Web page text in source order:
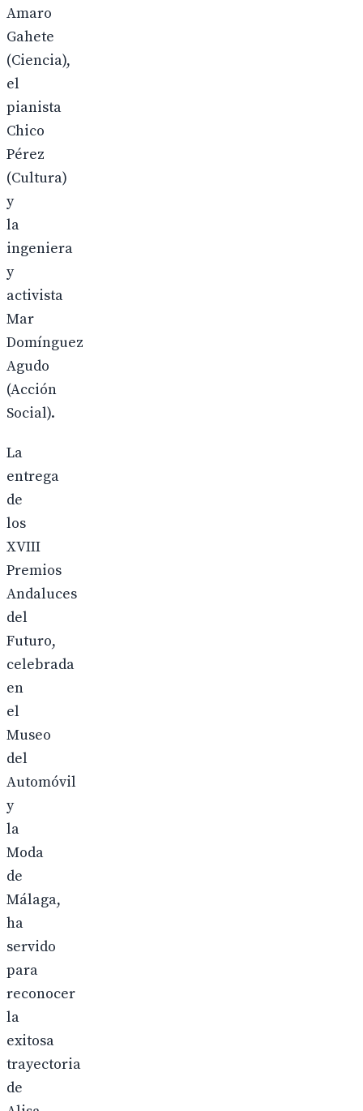
Amaro
Gahete
(Ciencia),
el
pianista
Chico
Pérez
(Cultura)
y
la
ingeniera
y
activista
Mar
Domínguez
Agudo
(Acción
Social).
La
entrega
de
los
XVIII
Premios
Andaluces
del
Futuro,
celebrada
en
el
Museo
del
Automóvil
y
la
Moda
de
Málaga,
ha
servido
para
reconocer
la
exitosa
trayectoria
de